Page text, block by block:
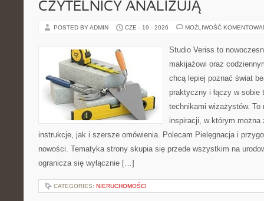
CZYTELNICY ANALIZUJĄ
POSTED BY ADMIN CZE - 19 - 2026 MOŻLIWOŚĆ
Studio Veriss to
makijażowi oraz
chcą lepiej poznać świat
praktyczny i łączy w sobie
technikami wizażystów. To
inspiracji, w którym można
instrukcje, jak i szersze omówienia. Polecam Pielęgnacja i
nowości. Tematyka strony skupia się przede wszystkim na
ogranicza się wyłącznie […]
CATEGORIES: NIERUCHOMOŚCI